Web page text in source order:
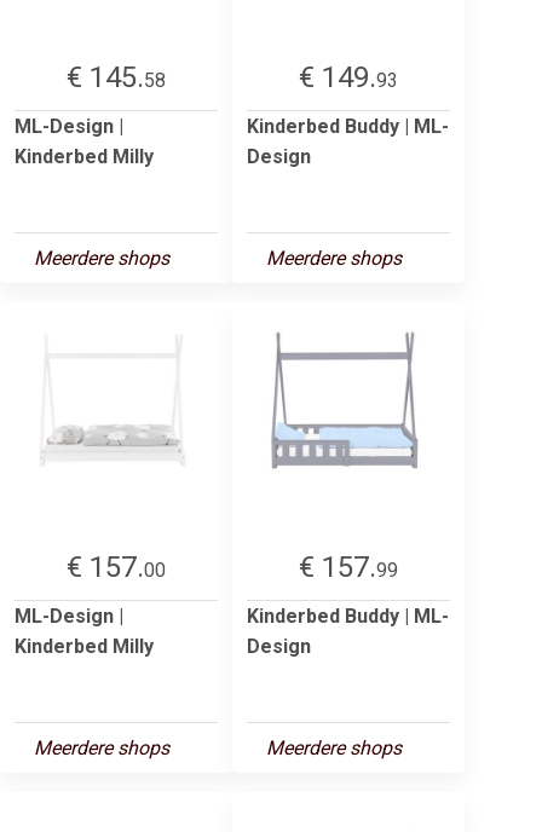
€ 145.58
ML-Design |
Kinderbed Milly
Meerdere shops
€ 149.93
Kinderbed Buddy | ML-
Design
Meerdere shops
€ 157.00
ML-Design |
Kinderbed Milly
Meerdere shops
€ 157.99
Kinderbed Buddy | ML-
Design
Meerdere shops